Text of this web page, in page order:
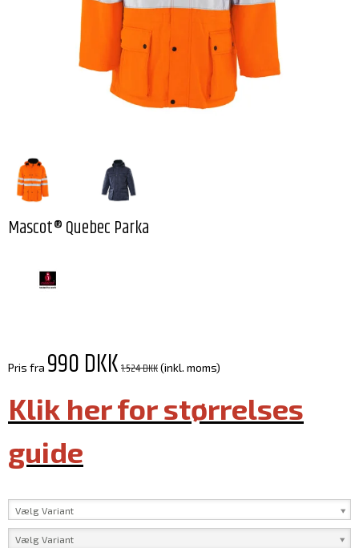
Mascot® Quebec Parka
Pris fra 990 DKK1.524 DKK(inkl. moms)
Klik her for størrelses
guide
Vælg Variant
Vælg Variant